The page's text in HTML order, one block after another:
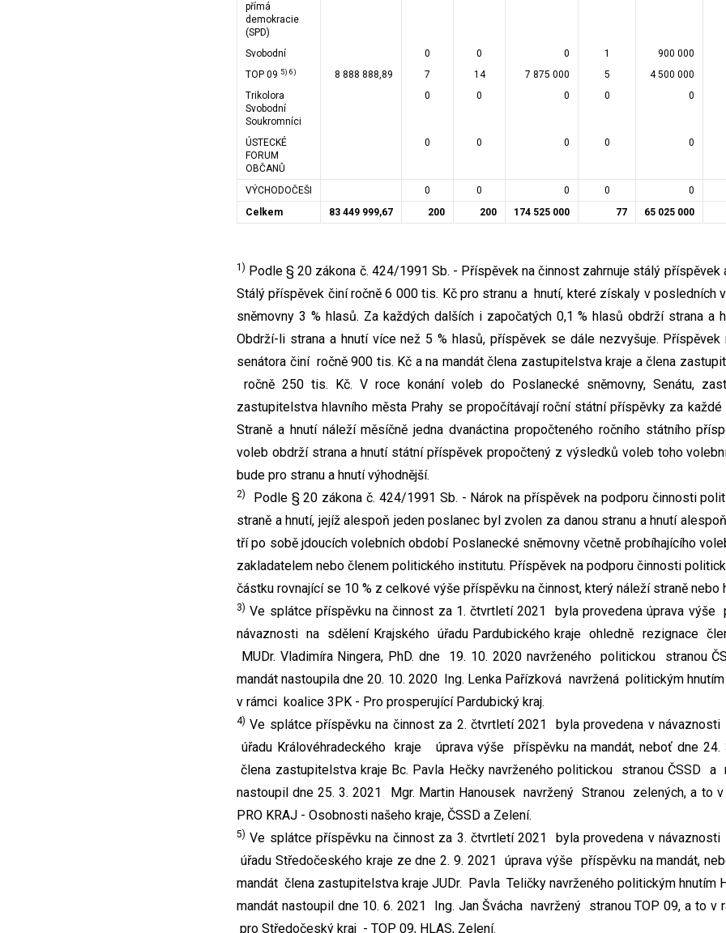
přímá
demokracie
(SPD)
Svobodní 0 0 0 1 900 000
TOP 09 5) 6) 8 888 888,89 7 14 7 875 000 5 4 500 000
Trikolora
Svobodní
Soukromníci
0 0 0 0 0
ÚSTECKÉ
FORUM
OBČANŮ
0 0 0 0 0
VÝCHODOČEŠI 0 0 0 0 0
Celkem
83 449 999,67 200 200 174 525 000 77 65 025 000
1) Podle § 20 zákona č. 424/1991 Sb. - Příspěvek na činnost zahrnuje stálý příspěvek
Stálý příspěvek činí ročně 6 000 tis. Kč pro stranu a hnutí, které získaly v posledních
sněmovny 3 % hlasů. Za každých dalších i započatých 0,1 % hlasů obdrží strana a
Obdrží-li strana a hnutí více než 5 % hlasů, příspěvek se dále nezvyšuje. Příspěvek
senátora činí ročně 900 tis. Kč a na mandát člena zastupitelstva kraje a člena
ročně 250 tis. Kč. V roce konání voleb do Poslanecké sněmovny, Senátu,
zastupitelstva hlavního města Prahy se propočítávají roční státní příspěvky za
Straně a hnutí náleží měsíčně jedna dvanáctina propočteného ročního státního
voleb obdrží strana a hnutí státní příspěvek propočtený z výsledků voleb toho
bude pro stranu a hnutí výhodnější.
2)
Podle § 20 zákona č. 424/1991 Sb. - Nárok na příspěvek na podporu činnosti
straně a hnutí, jejíž alespoň jeden poslanec byl zvolen za danou stranu a hnutí
tří po sobě jdoucích volebních období Poslanecké sněmovny včetně probíhajícího
zakladatelem nebo členem politického institutu. Příspěvek na podporu činnosti
částku rovnající se 10 % z celkové výše příspěvku na činnost, který náleží straně nebo
3) Ve splátce příspěvku na činnost za 1. čtvrtletí 2021 byla provedena úprava výše
návaznosti na sdělení Krajského úřadu Pardubického kraje ohledně rezignace
MUDr. Vladimíra Ningera, PhD. dne 19. 10. 2020 navrženého politickou stranou
mandát nastoupila dne 20. 10. 2020 Ing. Lenka Pařízková navržená politickým
v rámci koalice 3PK - Pro prosperující Pardubický kraj.
4) Ve splátce příspěvku na činnost za 2. čtvrtletí 2021 byla provedena v
úřadu Královéhradeckého kraje úprava výše příspěvku na mandát, neboť dne 24.
člena zastupitelstva kraje Bc. Pavla Hečky navrženého politickou stranou ČSSD a
nastoupil dne 25. 3. 2021 Mgr. Martin Hanousek navržený Stranou zelených, a to
PRO KRAJ - Osobnosti našeho kraje, ČSSD a Zelení.
5) Ve splátce příspěvku na činnost za 3. čtvrtletí 2021 byla provedena v
úřadu Středočeského kraje ze dne 2. 9. 2021 úprava výše příspěvku na mandát,
mandát člena zastupitelstva kraje JUDr. Pavla Teličky navrženého politickým hnutím
mandát nastoupil dne 10. 6. 2021 Ing. Jan Švácha navržený stranou TOP 09, a to v
pro Středočeský kraj - TOP 09, HLAS, Zelení.